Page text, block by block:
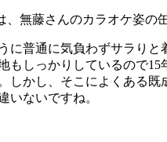
無藤さんのカラオケ姿の
普通に気負わずサラりと
しっかりしているので
かし、そこによくある
いないですね。